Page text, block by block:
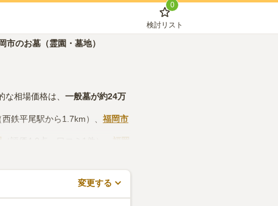
0
検討リスト
市のお墓（霊園・墓地）
相場価格は、 一般墓が約24万
西鉄平尾駅から1.7km）、 福岡市
福岡
、活用してみてください。
変更する